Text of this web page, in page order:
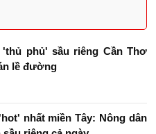
'thủ phủ' sầu riêng Cần Thơ
lề đường
nhất miền Tây: Nông dân